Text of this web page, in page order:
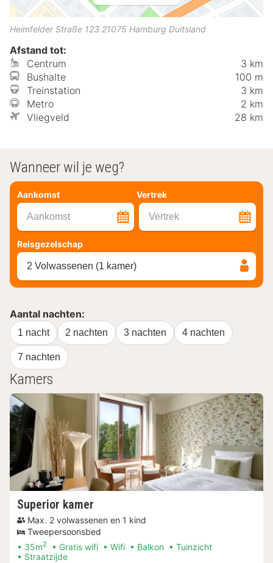
Heimfelder Straße 123 21075 Hamburg Duitsland
Afstand tot:
Centrum
3 km
Bushalte
100 m
Treinstation
3 km
Metro
2 km
Vliegveld
28 km
Wanneer wil je weg?
Aankomst Vertrek
Aankomst Vertrek
Reisgezelschap
2 Volwassenen (1 kamer)
Aantal nachten:
1 nacht 2 nachten 3 nachten 4 nachten
7 nachten
Kamers
Superior kamer
Max. 2 volwassenen en 1 kind
Tweepersoonsbed
35m2 Gratis wifi Wifi Balkon
Tuinzicht
Straatzijde